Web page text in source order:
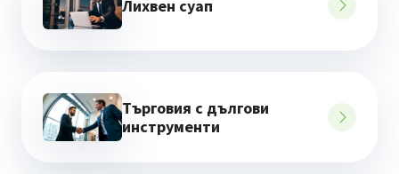
Лихвен суап
Търговия с дългови
инструменти